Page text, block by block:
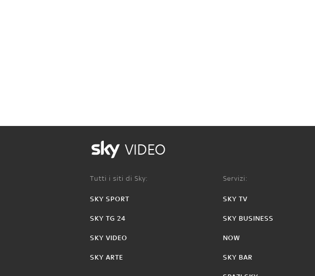
VIDEO
Tutti i siti di Sky:
SKY SPORT
SKY TG 24
SKY VIDEO
SKY ARTE
Servizi:
SKY TV
SKY BUSINESS
NOW
SKY BAR